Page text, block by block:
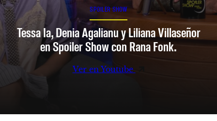
SPOILER SHOW
Tessa Ia, Denia Agalianu y Liliana Villaseñor
en Spoiler Show con Rana Fonk.
Ver en Youtube